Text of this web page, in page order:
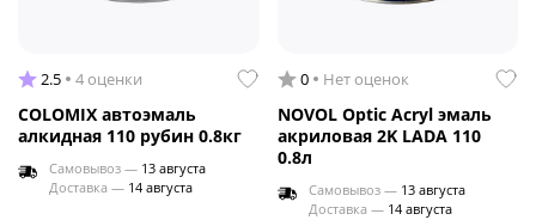
2.5 4 оценки
COLOMIX автоэмаль
алкидная 110 рубин 0.8кг
Самовывоз — 13 августа
Доставка — 14 августа
0 Нет оценок
NOVOL Optic Acryl эмаль
акриловая 2K LADA 110
0.8л
Самовывоз — 13 августа
Доставка — 14 августа